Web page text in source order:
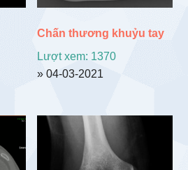
Chấn thương khuỷu tay
Lượt xem: 1370
» 04-03-2021